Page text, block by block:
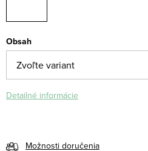
Obsah
Detailné informácie
Možnosti doručenia